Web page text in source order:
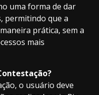
uma forma de dar
permitindo que a
prática, sem a
mais
o usuário deve